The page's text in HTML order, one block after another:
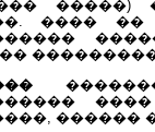
�����)
����
������